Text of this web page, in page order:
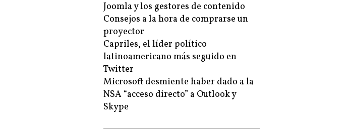
Joomla y los gestores de contenido
Consejos a la hora de comprarse un
proyector
Capriles, el líder político
latinoamericano más seguido en
Twitter
Microsoft desmiente haber dado a la
NSA “acceso directo” a Outlook y
Skype